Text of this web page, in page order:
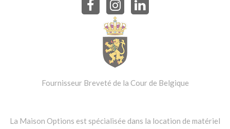
Fournisseur Breveté de la Cour de Belgique
La Maison Options est spécialisée dans la location de matériel